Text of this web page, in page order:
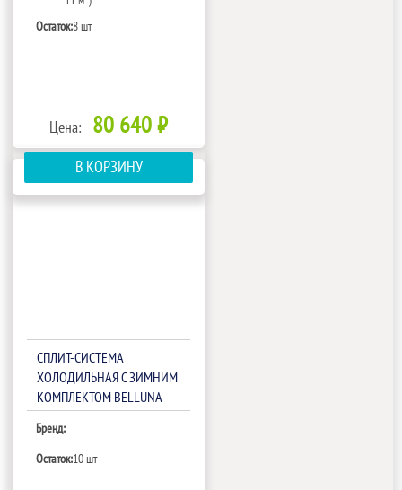
Остаток:8 шт
Цена: 80 640 ₽
В КОРЗИНУ
СПЛИТ-СИСТЕМА
ХОЛОДИЛЬНАЯ С ЗИМНИМ
КОМПЛЕКТОМ BELLUNA
Бренд:
Остаток:10 шт